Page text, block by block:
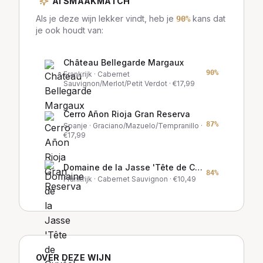
Als je deze wijn lekker vindt, heb je 90%kans dat
je ook houdt van:
Château Bellegarde Margaux
Frankrijk · Cabernet
Sauvignon/Merlot/Petit Verdot · €17,99
90%
Cerro Añon Rioja Gran Reserva
Spanje · Graciano/Mazuelo/Tempranillo ·
€17,99
87%
Domaine de la Jasse 'Tête de Cuvée'
Frankrijk · Cabernet Sauvignon · €10,49
84%
OVER DEZE WIJN